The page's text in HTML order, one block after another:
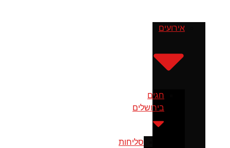
אירועים
חגים
בירושלים
סליחות